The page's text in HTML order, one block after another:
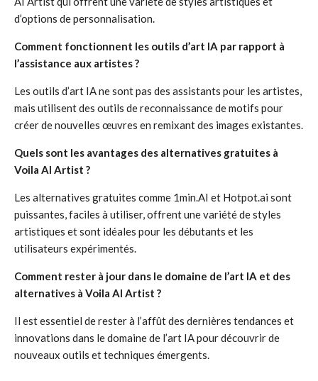
d’options de personnalisation.
Comment fonctionnent les outils d’art IA par rapport à
l’assistance aux artistes ?
Les outils d’art IA ne sont pas des assistants pour les artistes,
mais utilisent des outils de reconnaissance de motifs pour
créer de nouvelles œuvres en remixant des images existantes.
Quels sont les avantages des alternatives gratuites à
Voila AI Artist ?
Les alternatives gratuites comme 1min.AI et Hotpot.ai sont
puissantes, faciles à utiliser, offrent une variété de styles
artistiques et sont idéales pour les débutants et les
utilisateurs expérimentés.
Comment rester à jour dans le domaine de l’art IA et des
alternatives à Voila AI Artist ?
Il est essentiel de rester à l’affût des dernières tendances et
innovations dans le domaine de l’art IA pour découvrir de
nouveaux outils et techniques émergents.